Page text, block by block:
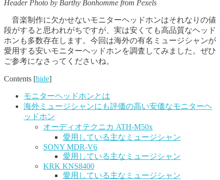
Header Photo by Barthy Bonhomme from Pexels
音楽制作に欠かせないモニターヘッドホンはそれなりの値
段がすると思われがちですが、実は安くても高品質なヘッド
ホンも多数存在します。今回は海外の有名ミュージシャンが
愛用する安いモニターヘッドホンを調査してみました。ぜひ
ご参考になさってくださいね。
Contents [hide]
モニターヘッドホンとは
海外ミュージシャンにも評価の高い安価なモニターヘ
ッドホン
オーディオテクニカ ATH-M50x
愛用している主なミュージシャン
SONY MDR-V6
愛用している主なミュージシャン
KRK KNS8400
愛用している主なミュージシャン